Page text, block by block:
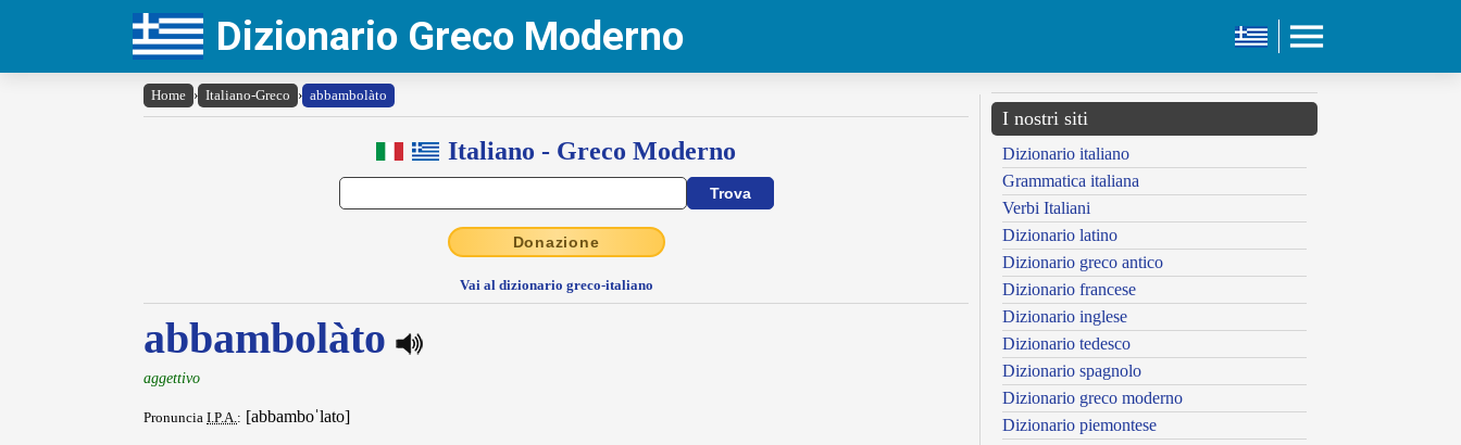
Dizionario Greco Moderno
Home › Italiano-Greco › abbambolàto
Italiano - Greco Moderno
Donazione
Vai al dizionario greco-italiano
abbambolàto
aggettivo
Pronuncia I.P.A.: [abbamboˈlato]
I nostri siti
Dizionario italiano
Grammatica italiana
Verbi Italiani
Dizionario latino
Dizionario greco antico
Dizionario francese
Dizionario inglese
Dizionario tedesco
Dizionario spagnolo
Dizionario greco moderno
Dizionario piemontese